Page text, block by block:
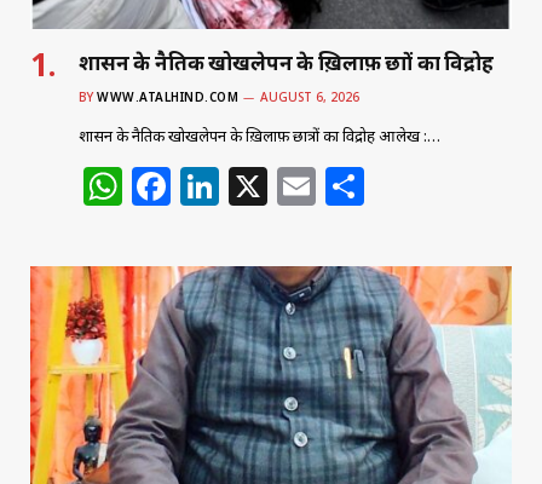
शासन के नैतिक खोखलेपन के ख़िलाफ़ छात्रों का विद्रोह
BY WWW.ATALHIND.COM AUGUST 6, 2026
शासन के नैतिक खोखलेपन के ख़िलाफ़ छात्रों का विद्रोह आलेख :…
W
h
at
s
A
p
p
F
a
c
e
b
o
o
k
Li
n
k
e
dI
n
X E
m
ai
l
ar
e